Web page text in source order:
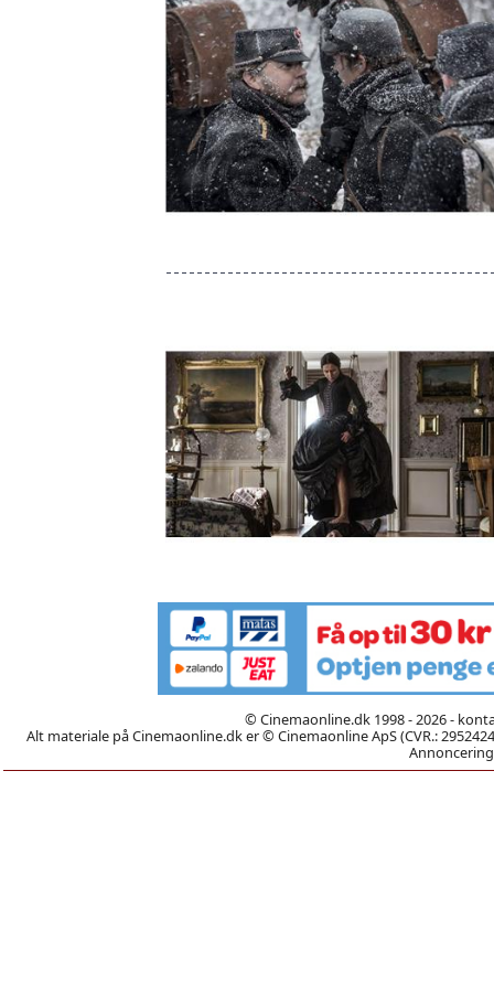
© Cinemaonline.dk 1998 - 2026 -
Alt materiale på Cinemaonline.dk er © Cinemaonline ApS (CVR.: